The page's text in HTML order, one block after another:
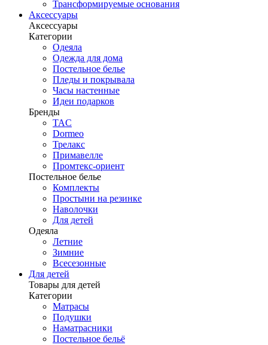
Трансформируемые основания
Аксессуары
Аксессуары
Категории
Одеяла
Одежда для дома
Постельное белье
Пледы и покрывала
Часы настенные
Идеи подарков
Бренды
TAC
Dormeo
Трелакс
Примавелле
Промтекс-ориент
Постельное белье
Комплекты
Простыни на резинке
Наволочки
Для детей
Одеяла
Летние
Зимние
Всесезонные
Для детей
Товары для детей
Категории
Матрасы
Подушки
Наматрасники
Постельное бельё